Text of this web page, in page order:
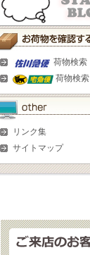
荷物検索
荷物検索
リンク集
サイトマップ